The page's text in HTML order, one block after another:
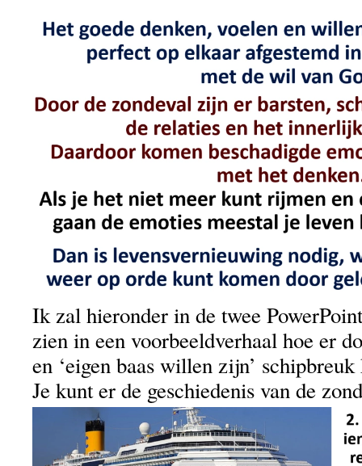
Ik zal hieronder in de twee
zien in een voorbeeldverhaal hoe er
en ‘eigen baas willen zijn’
Je kunt er de geschiedenis van de